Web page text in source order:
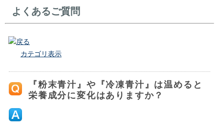
よくあるご質問
戻る
カテゴリ表示
『粉末青汁』や『冷凍青汁』は温めると
栄養成分に変化はありますか？